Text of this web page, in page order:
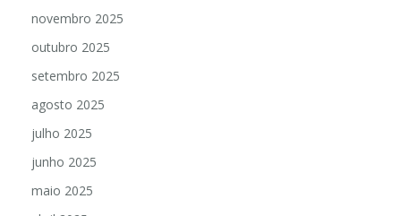
novembro 2025
outubro 2025
setembro 2025
agosto 2025
julho 2025
junho 2025
maio 2025